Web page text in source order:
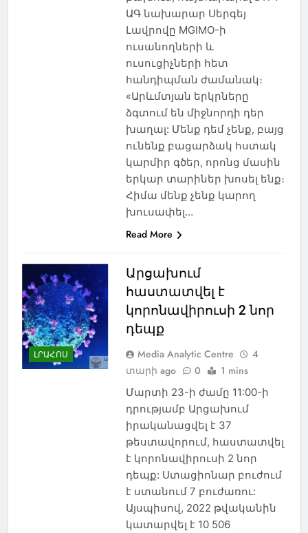
ԱԳ նախարար Սերգեյ
Լավրովը MGIMO-ի
ուսանողների և
ուսուցիչների հետ
հանդիպման ժամանակ։
«Արևմտյան երկրները
ձգտում են միջնորդի դեր
խաղալ: Մենք դեմ չենք, բայց
ունենք բացարձակ հստակ
կարմիր գծեր, որոնց մասին
երկար տարիներ խոսել ենք։
Հիմա մենք չենք կարող
խուսափել…
Read More
ԼՐԱՀՈՍ
Արցախում
հաստատվել է
կորոնավիրուսի 2 նոր
դեպք
Media Analytic Centre
4
տարի ago
0 1 mins
Մարտի 23-ի ժամը 11:00-ի
դրությամբ Արցախում
իրականացվել է 37
թեստավորում, հաստատվել
է կորոնավիրուսի 2 նոր
դեպք: Ստացիոնար բուժում
է ստանում 7 բուժառու:
Այսպիսով, 2022 թվականին
կատարվել է 10 506